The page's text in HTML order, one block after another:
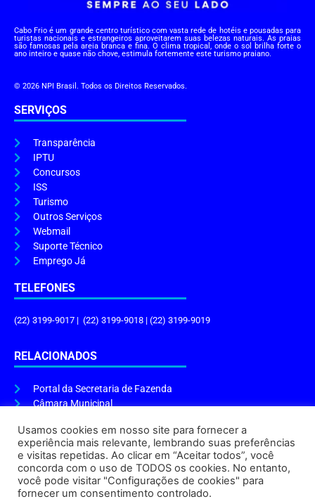
Cabo Frio é um grande centro turístico com vasta rede de hotéis e pousadas para
turistas nacionais e estrangeiros aproveitarem suas belezas naturais. As praias
são famosas pela areia branca e fina. O clima tropical, onde o sol brilha forte o
ano inteiro e quase não chove, estimula fortemente este turismo praiano.
© 2026 NPI Brasil. Todos os Direitos Reservados.
SERVIÇOS
Transparência
IPTU
Concursos
ISS
Turismo
Outros Serviços
Webmail
Suporte Técnico
Emprego Já
TELEFONES
(22) 3199-9017 | (22) 3199-9018 | (22) 3199-9019
RELACIONADOS
Portal da Secretaria de Fazenda
Câmara Municipal
ENDEREÇO E HORÁRIO
Endereço:Praça Tiradentes, s/n – Centro, Cabo Frio – RJ, 28906-290
Atendimento do Protocolo Geral da Prefeitura:9h às 16h
Usamos cookies em nosso site para fornecer a
experiência mais relevante, lembrando suas preferências
e visitas repetidas. Ao clicar em “Aceitar todos”, você
concorda com o uso de TODOS os cookies. No entanto,
você pode visitar "Configurações de cookies" para
fornecer um consentimento controlado.